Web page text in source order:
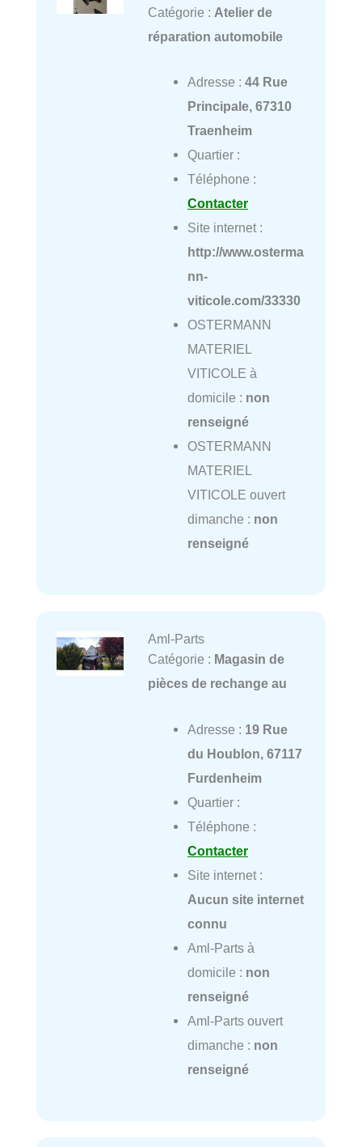
Catégorie : Atelier de
réparation automobile
Adresse : 44 Rue
Principale, 67310
Traenheim
Quartier :
Téléphone :
Contacter
Site internet :
http://www.osterma
nn-
viticole.com/33330
OSTERMANN
MATERIEL
VITICOLE à
domicile : non
renseigné
OSTERMANN
MATERIEL
VITICOLE ouvert
dimanche : non
renseigné
Aml-Parts
Catégorie : Magasin de
pièces de rechange au
Adresse : 19 Rue
du Houblon, 67117
Furdenheim
Quartier :
Téléphone :
Contacter
Site internet :
Aucun site internet
connu
Aml-Parts à
domicile : non
renseigné
Aml-Parts ouvert
dimanche : non
renseigné